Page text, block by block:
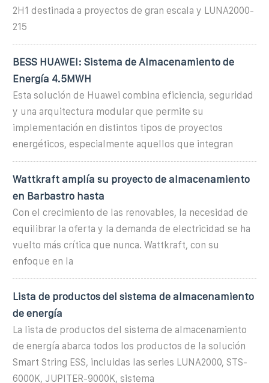
2H1 destinada a proyectos de gran escala y LUNA2000-
215
BESS HUAWEI: Sistema de Almacenamiento de
Energía 4.5MWH
Esta solución de Huawei combina eficiencia, seguridad
y una arquitectura modular que permite su
implementación en distintos tipos de proyectos
energéticos, especialmente aquellos que integran
Wattkraft amplía su proyecto de almacenamiento
en Barbastro hasta
Con el crecimiento de las renovables, la necesidad de
equilibrar la oferta y la demanda de electricidad se ha
vuelto más crítica que nunca. Wattkraft, con su
enfoque en la
Lista de productos del sistema de almacenamiento
de energía
La lista de productos del sistema de almacenamiento
de energía abarca todos los productos de la solución
Smart String ESS, incluidas las series LUNA2000, STS-
6000K, JUPITER-9000K, sistema